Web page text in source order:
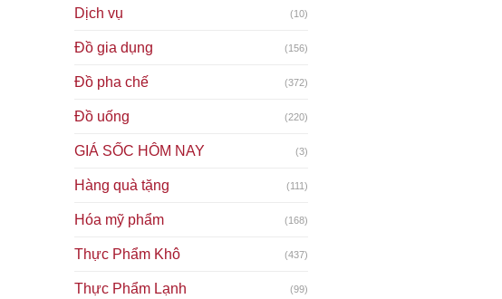
Dịch vụ (10)
Đồ gia dụng (156)
Đồ pha chế (372)
Đồ uống (220)
GIÁ SỐC HÔM NAY (3)
Hàng quà tặng (111)
Hóa mỹ phẩm (168)
Thực Phẩm Khô (437)
Thực Phẩm Lạnh (99)